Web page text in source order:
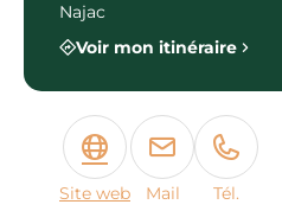
Najac
Voir mon itinéraire
Site web Mail Tél.